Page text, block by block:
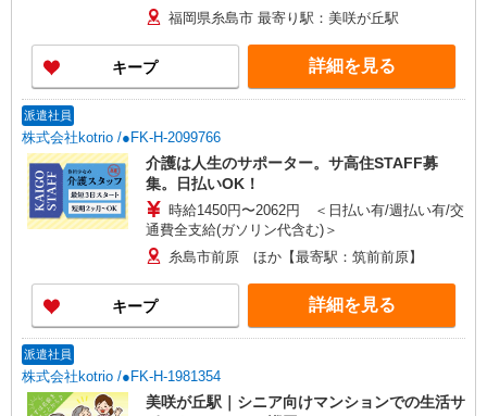
福岡県糸島市 最寄り駅：美咲が丘駅
キープ 詳細を見る
派遣社員
株式会社kotrio /●FK-H-2099766
介護は人生のサポーター。サ高住STAFF募
集。日払いOK！
時給1450円〜2062円 ＜日払い有/週払い有/交
通費全支給(ガソリン代含む)＞
糸島市前原 ほか【最寄駅：筑前前原】
キープ 詳細を見る
派遣社員
株式会社kotrio /●FK-H-1981354
美咲が丘駅｜シニア向けマンションでの生活サ